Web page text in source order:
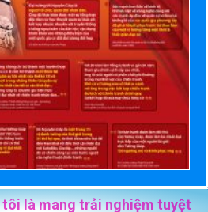
tôi là mang trải nghiệm tuyệt